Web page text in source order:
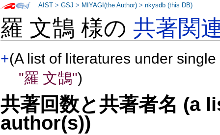
羅 文鵠 様の共著関
+(A list of literatures under
"羅 文鵠")
共著回数と共著者名 (a
author(s))
AIST >GSJ > MIYAGI(the Author) >nkysdb (this DB)